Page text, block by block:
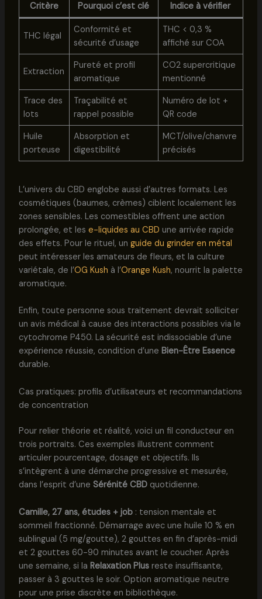
Critère Pourquoi c’est clé Indice à vérifier
THC légal
Conformité et
sécurité d’usage
THC < 0,3 %
affiché sur COA
Extraction
Pureté et profil
aromatique
CO2 supercritique
mentionné
Trace des
lots
Traçabilité et
rappel possible
Numéro de lot +
QR code
Huile
porteuse
Absorption et
digestibilité
MCT/olive/chanvre
précisés
L’univers du CBD englobe aussi d’autres formats. Les
cosmétiques (baumes, crèmes) ciblent localement les
zones sensibles. Les comestibles offrent une action
prolongée, et les e-liquides au CBD une arrivée rapide
des effets. Pour le rituel, un guide du grinder en métal
peut intéresser les amateurs de fleurs, et la culture
variétale, de l’OG Kush à l’Orange Kush, nourrit la palette
aromatique.
Enfin, toute personne sous traitement devrait solliciter
un avis médical à cause des interactions possibles via le
cytochrome P450. La sécurité est indissociable d’une
expérience réussie, condition d’une Bien-Être Essence
durable.
Cas pratiques: profils d’utilisateurs et recommandations
de concentration
Pour relier théorie et réalité, voici un fil conducteur en
trois portraits. Ces exemples illustrent comment
articuler pourcentage, dosage et objectifs. Ils
s’intègrent à une démarche progressive et mesurée,
dans l’esprit d’une Sérénité CBDquotidienne.
Camille, 27 ans, études + job: tension mentale et
sommeil fractionné. Démarrage avec une huile 10 % en
sublingual (5 mg/goutte), 2 gouttes en fin d’après-midi
et 2 gouttes 60-90 minutes avant le coucher. Après
une semaine, si la Relaxation Plusreste insuffisante,
passer à 3 gouttes le soir. Option aromatique neutre
pour une prise discrète en bibliothèque.